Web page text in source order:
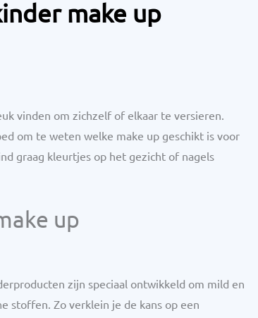
make up
vinden om zichzelf of elkaar te versieren.
om te weten welke make up geschikt is voor
graag kleurtjes op het gezicht of nagels
up
zijn speciaal ontwikkeld om mild en
stoffen. Zo verklein je de kans op een